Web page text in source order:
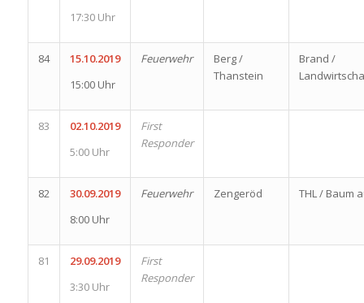
17:30 Uhr
84
15.10.2019
15:00 Uhr
Feuerwehr
Berg /
Thanstein
Brand /
83
02.10.2019
5:00 Uhr
First
Responder
82
30.09.2019
8:00 Uhr
Feuerwehr Zengeröd THL / Baum
81
29.09.2019
3:30 Uhr
First
Responder